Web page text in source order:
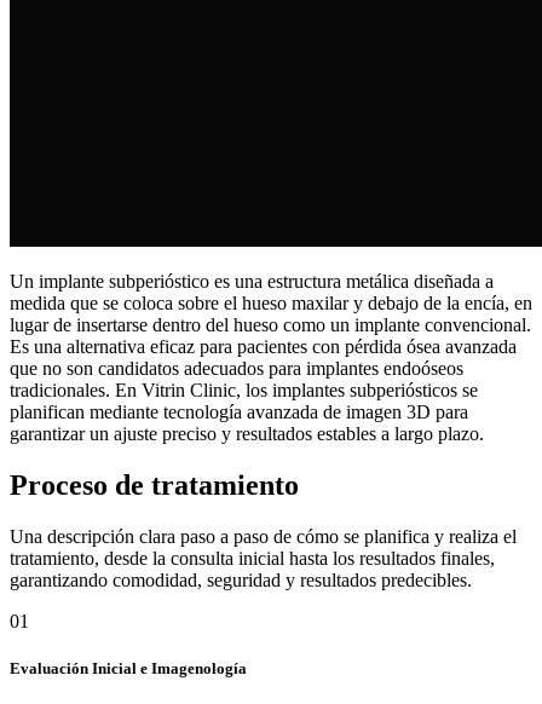
Un implante subperióstico es una estructura metálica diseñada a
medida que se coloca sobre el hueso maxilar y debajo de la encía, en
lugar de insertarse dentro del hueso como un implante convencional.
Es una alternativa eficaz para pacientes con pérdida ósea avanzada
que no son candidatos adecuados para implantes endoóseos
tradicionales. En Vitrin Clinic, los implantes subperiósticos se
planifican mediante tecnología avanzada de imagen 3D para
garantizar un ajuste preciso y resultados estables a largo plazo.
Proceso de tratamiento
Una descripción clara paso a paso de cómo se planifica y realiza el
tratamiento, desde la consulta inicial hasta los resultados finales,
garantizando comodidad, seguridad y resultados predecibles.
01
Evaluación Inicial e Imagenología